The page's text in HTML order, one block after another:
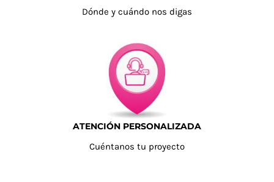
Dónde y cuándo nos digas
ATENCIÓN PERSONALIZADA
Cuéntanos tu proyecto